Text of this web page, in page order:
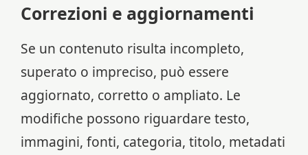
Correzioni e aggiornamenti
Se un contenuto risulta incompleto,
superato o impreciso, può essere
aggiornato, corretto o ampliato. Le
modifiche possono riguardare testo,
immagini, fonti, categoria, titolo, metadati